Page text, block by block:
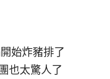
始炸豬排了
也太驚人了